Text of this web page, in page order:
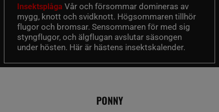
Insektsplåga Vår och försommar domineras av
mygg, knott och svidknott. Högsommaren tillhör
flugor och bromsar. Sensommaren för med sig
styngflugor, och älgflugan avslutar säsongen
under hösten. Här är hästens insektskalender.
PONNY